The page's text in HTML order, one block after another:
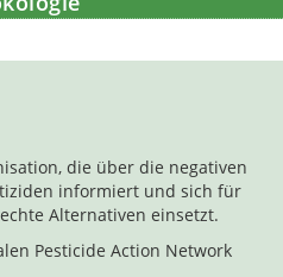
die über die negativen
informiert und sich für
Alternativen einsetzt.
Pesticide Action Network